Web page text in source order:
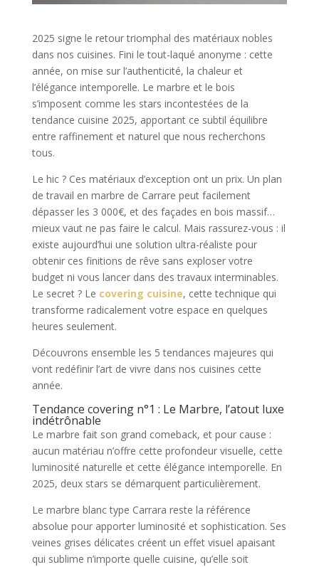
2025 signe le retour triomphal des matériaux nobles
dans nos cuisines. Fini le tout-laqué anonyme : cette
année, on mise sur l’authenticité, la chaleur et
l’élégance intemporelle. Le marbre et le bois
s’imposent comme les stars incontestées de la
tendance cuisine 2025, apportant ce subtil équilibre
entre raffinement et naturel que nous recherchons
tous.
Le hic ? Ces matériaux d’exception ont un prix. Un plan
de travail en marbre de Carrare peut facilement
dépasser les 3 000€, et des façades en bois massif…
mieux vaut ne pas faire le calcul. Mais rassurez-vous : il
existe aujourd’hui une solution ultra-réaliste pour
obtenir ces finitions de rêve sans exploser votre
budget ni vous lancer dans des travaux interminables.
Le secret ? Le covering cuisine, cette technique qui
transforme radicalement votre espace en quelques
heures seulement.
Découvrons ensemble les 5 tendances majeures qui
vont redéfinir l’art de vivre dans nos cuisines cette
année.
Tendance covering n°1 : Le Marbre, l’atout luxe
indétrônable
Le marbre fait son grand comeback, et pour cause :
aucun matériau n’offre cette profondeur visuelle, cette
luminosité naturelle et cette élégance intemporelle. En
2025, deux stars se démarquent particulièrement.
Le marbre blanc type Carrara reste la référence
absolue pour apporter luminosité et sophistication. Ses
veines grises délicates créent un effet visuel apaisant
qui sublime n’importe quelle cuisine, qu’elle soit